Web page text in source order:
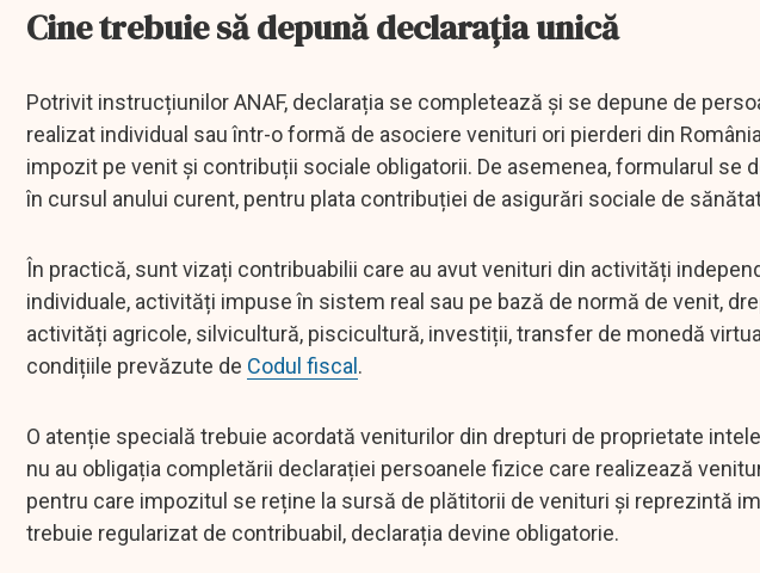
Cine trebuie să depună declarația unică
Potrivit instrucțiunilor ANAF, declarația se completează și se depune de
realizat individual sau într-o formă de asociere venituri ori pierderi din
impozit pe venit și contribuții sociale obligatorii. De asemenea, formularul se
în cursul anului curent, pentru plata contribuției de asigurări sociale de
În practică, sunt vizați contribuabilii care au avut venituri din activități
individuale, activități impuse în sistem real sau pe bază de normă de venit,
activități agricole, silvicultură, piscicultură, investiții, transfer de monedă
condițiile prevăzute de Codul fiscal .
O atenție specială trebuie acordată veniturilor din drepturi de proprietate
nu au obligația completării declarației persoanele fizice care realizează
pentru care impozitul se reține la sursă de plătitorii de venituri și reprezintă
trebuie regularizat de contribuabil, declarația devine obligatorie.